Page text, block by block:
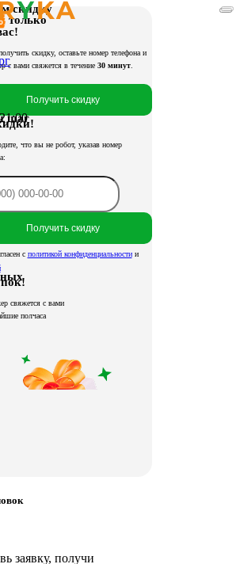
скидку
только
скидку, оставьте номер телефона и
с вами свяжется в течение 30 минут.
Получить скидку
шаг
что вы не робот, указав номер
Получить скидку
с политикой конфиденциальностии
свяжется с вами
полчаса
заявку, получи